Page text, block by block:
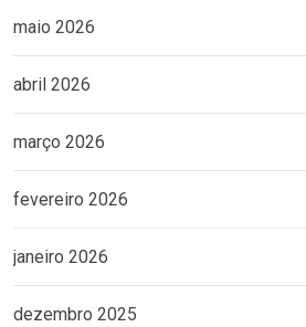
maio 2026
abril 2026
março 2026
fevereiro 2026
janeiro 2026
dezembro 2025